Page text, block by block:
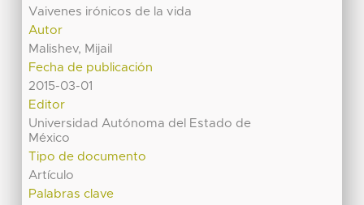
Vaivenes irónicos de la vida
Autor
Malishev, Mijail
Fecha de publicación
2015-03-01
Editor
Universidad Autónoma del Estado de
México
Tipo de documento
Artículo
Palabras clave